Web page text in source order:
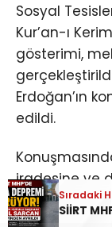
Sosyal
Kur’an-ı
gösterimi,
Erdoğan’ın
edildi.
iradesine ve
dönüm
Kızılkaya,
Sıradaki